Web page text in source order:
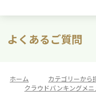
よくあるご質問
ホーム カテゴリーから
クラウドバンキングメ